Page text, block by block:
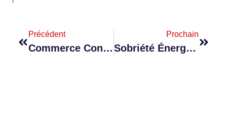
Précédent
Commerce Continental : LA MCB Accorde $ 1 Milliards Pour Soutenir Les Échanges En Afrique
Prochain
Sobriété Énergétique : Ameer Meea Encourage Les Entreprises À Mettre En Place Des Solutions Concrètes